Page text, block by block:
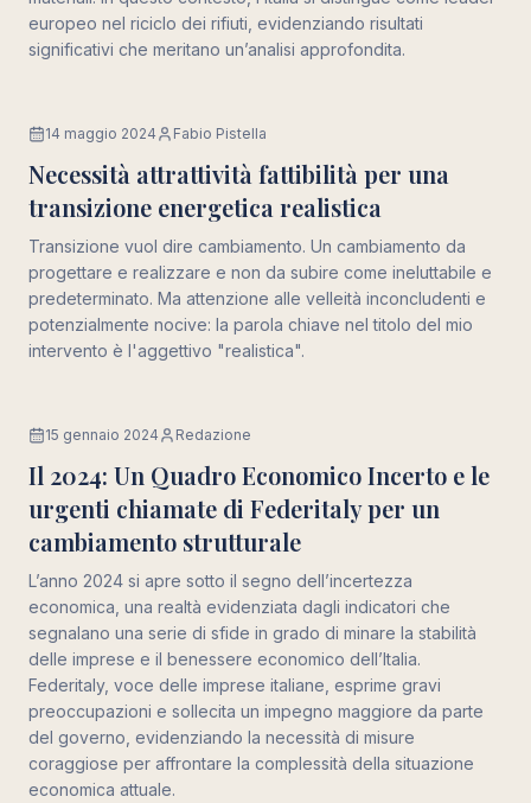
europeo nel riciclo dei rifiuti, evidenziando risultati
significativi che meritano un’analisi approfondita.
Innovazione
14 maggio 2024 Fabio Pistella
Necessità attrattività fattibilità per una
transizione energetica realistica
Transizione vuol dire cambiamento. Un cambiamento da
progettare e realizzare e non da subire come ineluttabile e
predeterminato. Ma attenzione alle velleità inconcludenti e
potenzialmente nocive: la parola chiave nel titolo del mio
intervento è l'aggettivo "realistica".
Economia
15 gennaio 2024 Redazione
Il 2024: Un Quadro Economico Incerto e le
urgenti chiamate di Federitaly per un
cambiamento strutturale
L’anno 2024 si apre sotto il segno dell’incertezza
economica, una realtà evidenziata dagli indicatori che
segnalano una serie di sfide in grado di minare la stabilità
delle imprese e il benessere economico dell’Italia.
Federitaly, voce delle imprese italiane, esprime gravi
preoccupazioni e sollecita un impegno maggiore da parte
del governo, evidenziando la necessità di misure
coraggiose per affrontare la complessità della situazione
economica attuale.